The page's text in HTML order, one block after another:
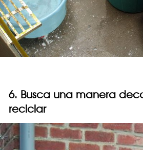
6. Busca una manera
reciclar